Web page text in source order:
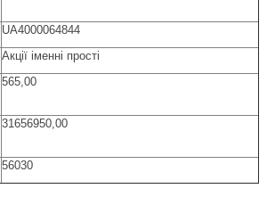
UA4000064844
Акції іменні прості
565,00
31656950,00
56030